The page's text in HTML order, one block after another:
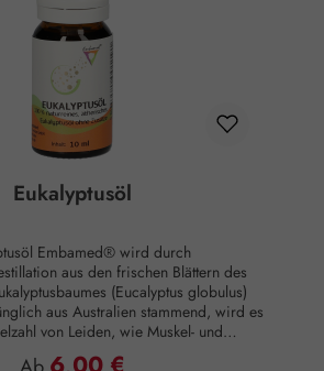
kosmetische Mittel.
Eukalyptusöl
Embamed® wird durch
aus den frischen Blättern des
(Eucalyptus globulus)
aus Australien stammend, wird es
von Leiden, wie Muskel- und
sowie Husten- und